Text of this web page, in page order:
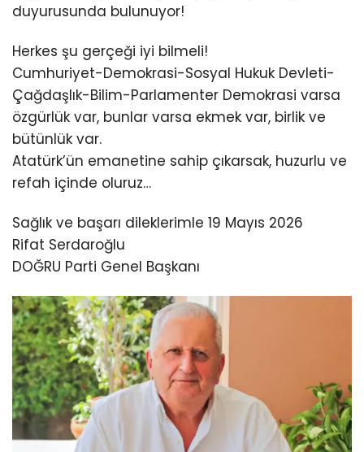
duyurusunda bulunuyor!
Herkes şu gerçeği iyi bilmeli!
Cumhuriyet-Demokrasi-Sosyal Hukuk Devleti-
Çağdaşlık-Bilim-Parlamenter Demokrasi varsa
özgürlük var, bunlar varsa ekmek var, birlik ve
bütünlük var.
Atatürk’ün emanetine sahip çıkarsak, huzurlu ve
refah içinde oluruz…
Sağlık ve başarı dileklerimle 19 Mayıs 2026
Rifat Serdaroğlu
DOĞRU Parti Genel Başkanı